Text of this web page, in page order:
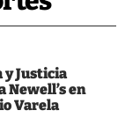
y Justicia
Newell’s en
Varela